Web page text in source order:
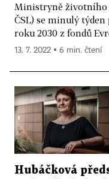
Ministryně životního
ČSL) se minulý týden
roku 2030 z fondů
13. 7. 2022 ▪ 6 min. čtení
Hubáčková